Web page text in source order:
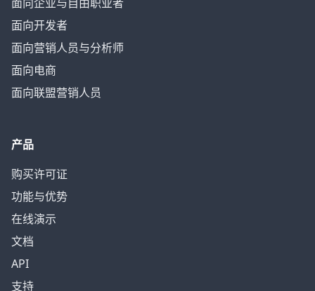
面向开发者
面向营销人员与分析师
面向电商
面向联盟营销人员
产品
购买许可证
功能与优势
在线演示
文档
API
支持